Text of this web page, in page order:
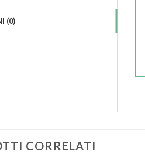
(0)
CORRELATI